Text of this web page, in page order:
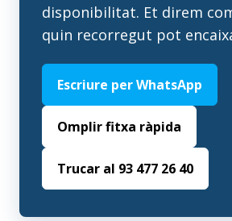
disponibilitat. Et direm
quin recorregut pot
Escriure per WhatsApp
Omplir fitxa ràpida
Trucar al 93 477 26 40